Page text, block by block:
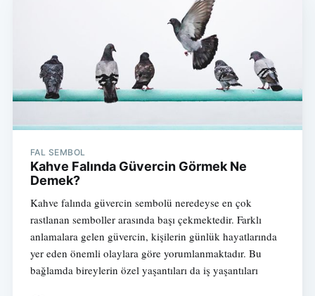
FAL SEMBOL
Kahve Falında Güvercin Görmek Ne
Demek?
Kahve falında güvercin sembolü neredeyse en çok
rastlanan semboller arasında başı çekmektedir. Farklı
anlamalara gelen güvercin, kişilerin günlük hayatlarında
yer eden önemli olaylara göre yorumlanmaktadır. Bu
bağlamda bireylerin özel yaşantıları da iş yaşantıları